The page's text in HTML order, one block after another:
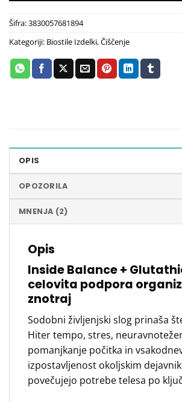
Šifra:3830057681894
Kategoriji: Biostile Izdelki,Čiščenje
OPIS
OPOZORILA
MNENJA (2)
Opis
Inside Balance +
celovita podpora
znotraj
Sodobni življenjski slog prinaša
Hiter tempo, stres,
pomanjkanje počitka in
izpostavljenost okoljskim
povečujejo potrebe telesa po